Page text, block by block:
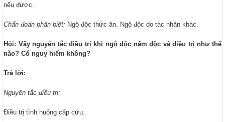
nếu được.
Chẩn đoán phân biệt: Ngộ độc thức ăn. Ngộ độc do tác nhân khác.
Hỏi: Vậy nguyên tắc điều trị khi ngộ độc nấm độc và điều trị như thế
nào? Có nguy hiểm không?
Trả lời:
Nguyên tắc điều trị:
Điều trị tình huống cấp cứu.